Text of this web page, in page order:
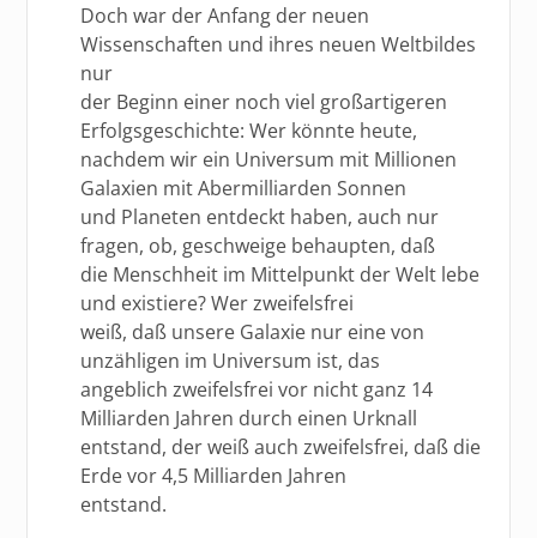
Doch war der Anfang der neuen
Wissenschaften und ihres neuen Weltbildes
nur
der Beginn einer noch viel großartigeren
Erfolgsgeschichte: Wer könnte heute,
nachdem wir ein Universum mit Millionen
Galaxien mit Abermilliarden Sonnen
und Planeten entdeckt haben, auch nur
fragen, ob, geschweige behaupten, daß
die Menschheit im Mittelpunkt der Welt lebe
und existiere? Wer zweifelsfrei
weiß, daß unsere Galaxie nur eine von
unzähligen im Universum ist, das
angeblich zweifelsfrei vor nicht ganz 14
Milliarden Jahren durch einen Urknall
entstand, der weiß auch zweifelsfrei, daß die
Erde vor 4,5 Milliarden Jahren
entstand.